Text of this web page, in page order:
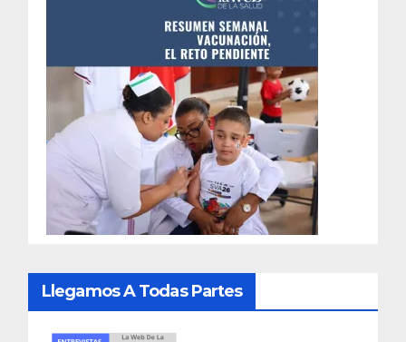
Llegamos A Todas Partes